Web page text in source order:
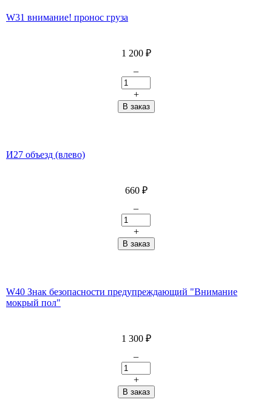
W31 внимание! пронос груза
1 200 ₽
–
+
И27 объезд (влево)
660 ₽
–
+
W40 Знак безопасности предупреждающий "Внимание
мокрый пол"
1 300 ₽
–
+